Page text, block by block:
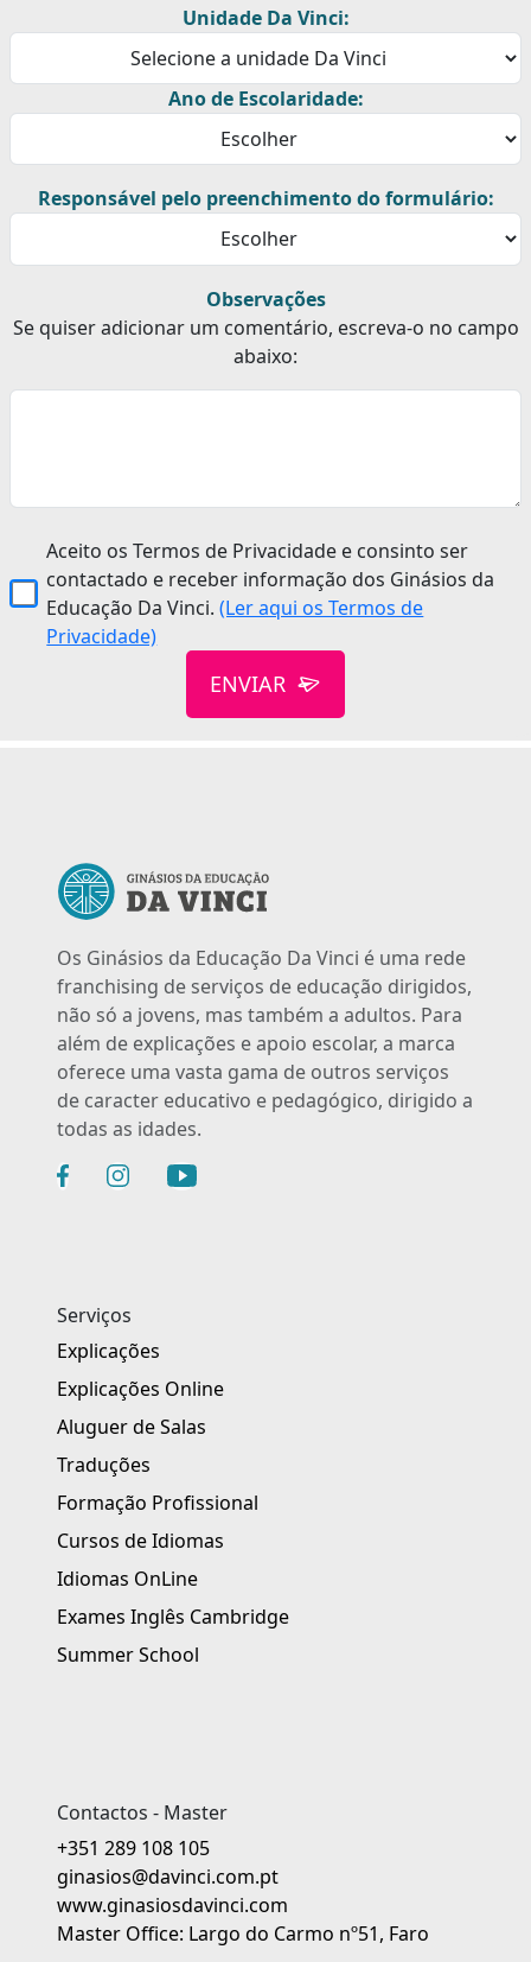
Unidade Da Vinci:
Ano de Escolaridade:
Responsável pelo preenchimento do formulário:
Observações
Se quiser adicionar um comentário, escreva-o no campo
abaixo:
Aceito os Termos de Privacidade e consinto ser
contactado e receber informação dos Ginásios da
Educação Da Vinci.(Ler aqui os Termos de
Privacidade)
ENVIAR
Os Ginásios da Educação Da Vinci é uma rede
franchising de serviços de educação dirigidos,
não só a jovens, mas também a adultos. Para
além de explicações e apoio escolar, a marca
oferece uma vasta gama de outros serviços
de caracter educativo e pedagógico, dirigido a
todas as idades.
Serviços
Explicações
Explicações Online
Aluguer de Salas
Traduções
Formação Profissional
Cursos de Idiomas
Idiomas OnLine
Exames Inglês Cambridge
Summer School
Contactos - Master
+351 289 108 105
ginasios@davinci.com.pt
www.ginasiosdavinci.com
Master Office: Largo do Carmo nº51, Faro